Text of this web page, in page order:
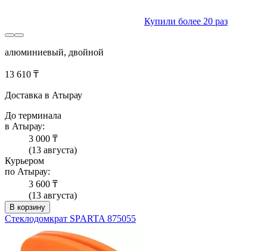
Купили более 20 раз
алюминиевый, двойной
13 610 ₸
Доставка в Атырау
До терминала
в Атырау:
3 000 ₸
(13 августа)
Курьером
по Атырау:
3 600 ₸
(13 августа)
В корзину
Стеклодомкрат SPARTA 875055